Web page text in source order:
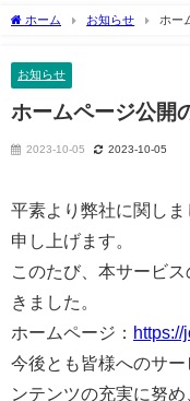
ホーム お知らせ ホー
お知らせ
ホームページ公開
2023-10-05 2023-10-05
平素より弊社に関し
申し上げます。
このたび、本サービ
きました。
ホームページ：
今後とも皆様へのサ
ンテンツの充実に努